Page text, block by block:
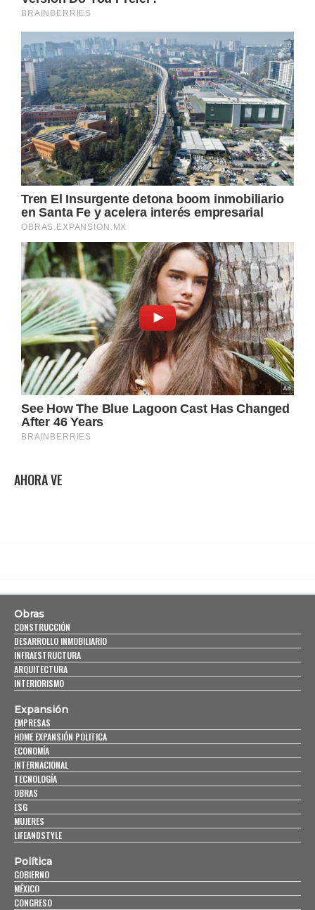
AHORA VE
Obras
CONSTRUCCIÓN
DESARROLLO INMOBILIARIO
INFRAESTRUCTURA
ARQUITECTURA
INTERIORISMO
Expansión
EMPRESAS
HOME EXPANSIÓN POLITICA
ECONOMÍA
INTERNACIONAL
TECNOLOGÍA
OBRAS
ESG
MUJERES
LIFEANDSTYLE
Política
GOBIERNO
MÉXICO
CONGRESO